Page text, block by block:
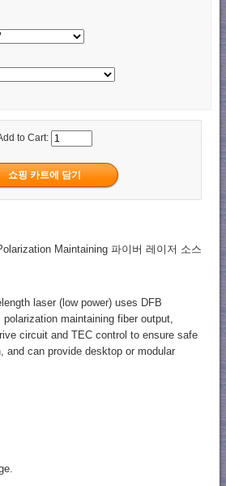
to Cart:
Maintaining 파이버 레이저 소스
laser (low power) uses DFB
maintaining fiber output,
circuit and TEC control to ensure safe
and can provide desktop or modular